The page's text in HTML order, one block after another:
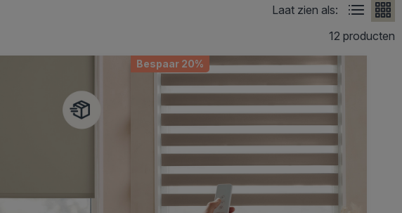
Laat zien als:
12 producten
Bespaar 20%